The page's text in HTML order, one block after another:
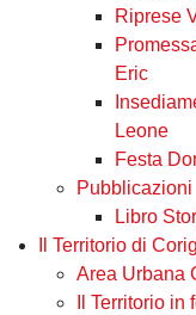
Riprese
Eric
Leone
Festa
Pubblicazioni
Libro
Il Territorio di
Area Urbana
Il Territorio in